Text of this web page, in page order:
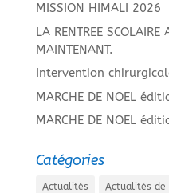
MISSION HIMALI 2026
LA RENTREE SCOLAIRE
MAINTENANT.
Intervention
MARCHE DE NOEL
MARCHE DE NOEL
Catégories
Actualités Actualités de